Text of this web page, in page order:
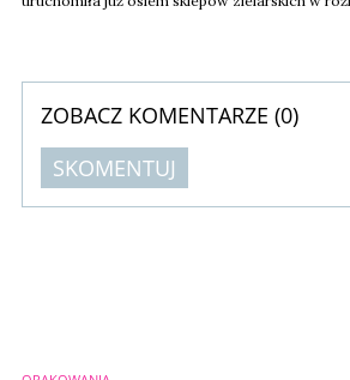
ZOBACZ KOMENTARZE (0)
SKOMENTUJ